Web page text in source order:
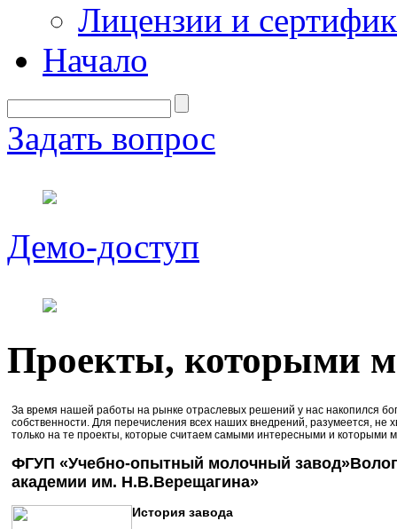
Лицензии и
Начало
Задать вопрос
Демо-доступ
Проекты, которыми
За время нашей работы на рынке отраслевых решений у нас накопился
собственности. Для перечисления всех наших внедрений, разумеется,
только на те проекты, которые считаем самыми интересными и которыми
ФГУП «Учебно-опытный молочный
академии им. Н.В.Верещагина»
История завода